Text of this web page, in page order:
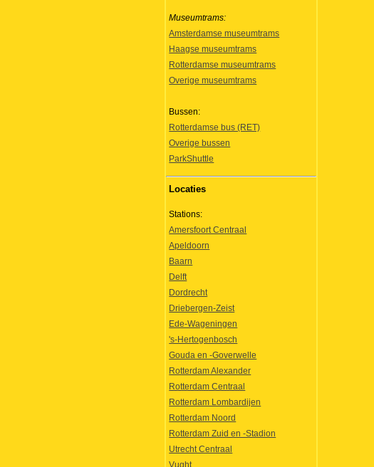
Museumtrams:
Amsterdamse museumtrams
Haagse museumtrams
Rotterdamse museumtrams
Overige museumtrams
Bussen:
Rotterdamse bus (RET)
Overige bussen
ParkShuttle
Locaties
Stations:
Amersfoort Centraal
Apeldoorn
Baarn
Delft
Dordrecht
Driebergen-Zeist
Ede-Wageningen
's-Hertogenbosch
Gouda en -Goverwelle
Rotterdam Alexander
Rotterdam Centraal
Rotterdam Lombardijen
Rotterdam Noord
Rotterdam Zuid en -Stadion
Utrecht Centraal
Vught